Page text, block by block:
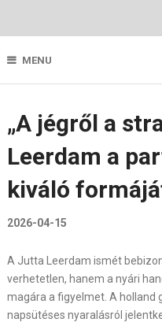
MENU
„A jégről a
Leerdam a
kiváló
2026-04-15
A Jutta Leerdam ismét
verhetetlen, hanem a nyári
magára a figyelmet. A holland
napsütéses nyaralásról